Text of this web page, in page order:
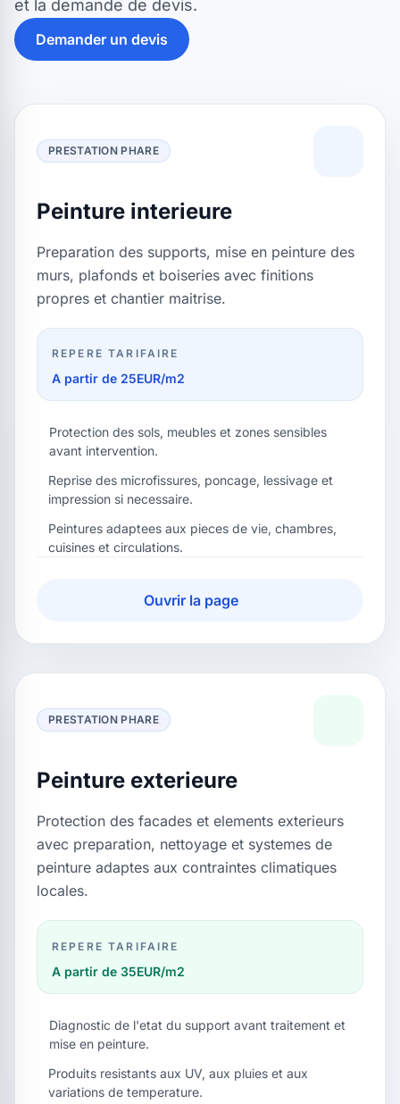
et la demande de devis.
Demander un devis
PRESTATION PHARE
Peinture interieure
Preparation des supports, mise en peinture des
murs, plafonds et boiseries avec finitions
propres et chantier maitrise.
REPERE TARIFAIRE
A partir de 25EUR/m2
Protection des sols, meubles et zones sensibles
avant intervention.
Reprise des microfissures, poncage, lessivage et
impression si necessaire.
Peintures adaptees aux pieces de vie, chambres,
cuisines et circulations.
Ouvrir la page
PRESTATION PHARE
Peinture exterieure
Protection des facades et elements exterieurs
avec preparation, nettoyage et systemes de
peinture adaptes aux contraintes climatiques
locales.
REPERE TARIFAIRE
A partir de 35EUR/m2
Diagnostic de l'etat du support avant traitement et
mise en peinture.
Produits resistants aux UV, aux pluies et aux
variations de temperature.